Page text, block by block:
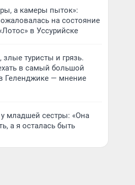
а камеры пыток»:
на состояние
в Уссурийске
злые туристы и грязь.
в самый большой
Геленджике — мнение
младшей сестры: «Она
а я осталась быть